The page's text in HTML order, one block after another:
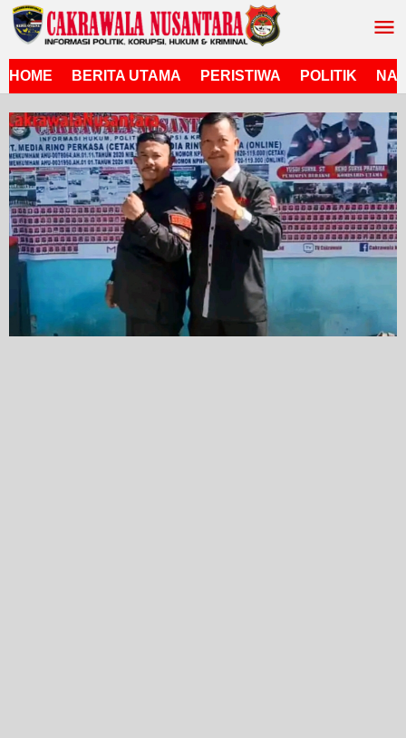
Lewati
ke
HOME
BERITA UTAMA PERISTIWA POLITIK